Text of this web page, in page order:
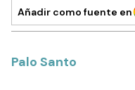
Añadir como fuente en
Palo Santo